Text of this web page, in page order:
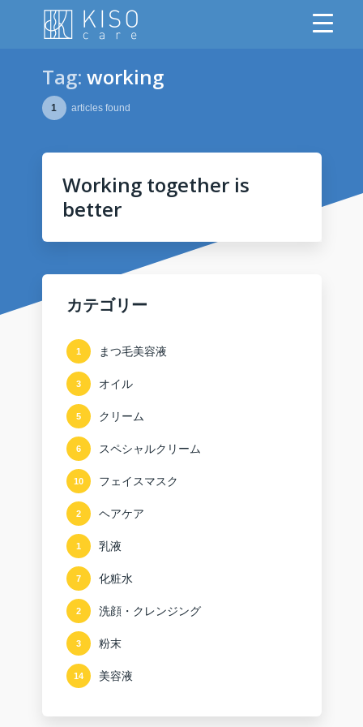
Tag: working
1 articles found
Working together is
better
カテゴリー
まつ毛美容液
1
オイル
3
クリーム
5
スペシャルクリーム
6
フェイスマスク
10
ヘアケア
2
乳液
1
化粧水
7
洗顔・クレンジング
2
粉末
3
美容液
14